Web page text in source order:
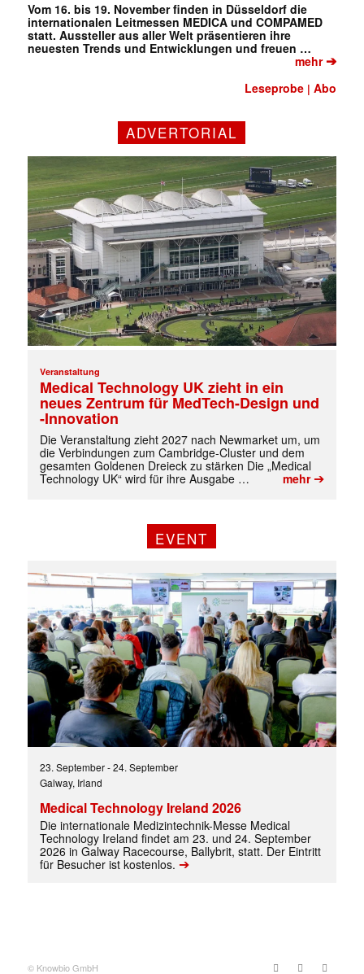
✕
(erforderlich)
Vom 16. bis 19. November finden in Düsseldorf die
internationalen Leitmessen MEDICA und COMPAMED
statt. Aussteller aus aller Welt präsentieren ihre
neuesten Trends und Entwicklungen und freuen …
mehr➔
Leseprobe |Abo
ADVERTORIAL
Veranstaltung
Medical Technology UK zieht in ein
neues Zentrum für MedTech-Design und
-Innovation
Die Veranstaltung zieht 2027 nach Newmarket um, um
die Verbindungen zum Cambridge-Cluster und dem
gesamten Goldenen Dreieck zu stärken Die „Medical
Technology UK“ wird für ihre Ausgabe …
mehr➔
EVENT
23. September-24. September
Galway, Irland
Medical Technology Ireland 2026
Die internationale Medizintechnik-Messe Medical
Technology Ireland findet am 23. und 24. September
2026 in Galway Racecourse, Ballybrit, statt. Der Eintritt
für Besucher ist kostenlos. ➔
© Knowbio GmbH